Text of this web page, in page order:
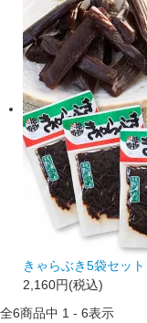
きゃらぶき5袋セッ
2,160円(税込)
全6商品中 1 - 6表示